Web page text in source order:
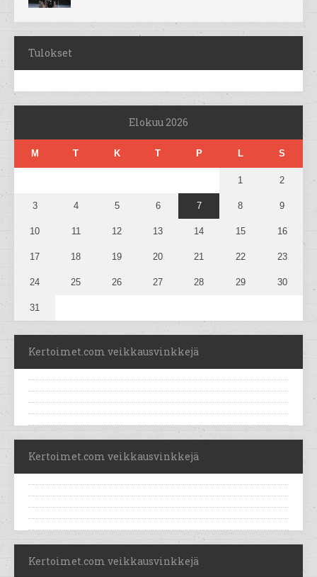
Tulokset
Elokuu 2026
M T K T P L S
1 2
3 4 5 6 7 8 9
10 11 12 13 14 15 16
17 18 19 20 21 22 23
24 25 26 27 28 29 30
31
Kertoimet.com veikkausvinkkejä
Kertoimet.com veikkausvinkkejä
Kertoimet.com veikkausvinkkejä